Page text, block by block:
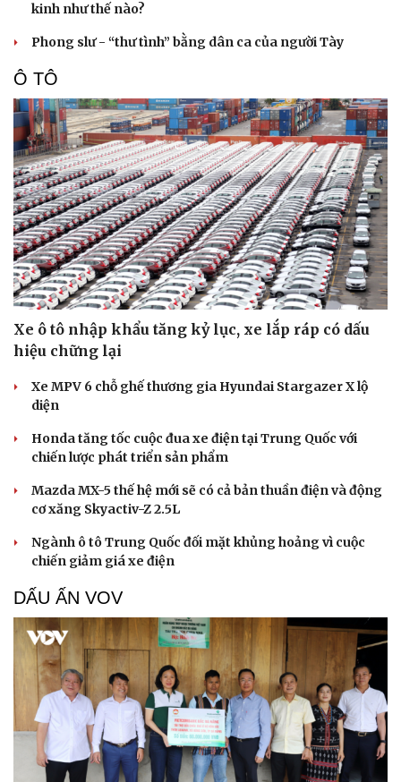
kinh như thế nào?
Phong slư - “thư tình” bằng dân ca của người Tày
Ô TÔ
Xe ô tô nhập khẩu tăng kỷ lục, xe lắp ráp có dấu
hiệu chững lại
Xe MPV 6 chỗ ghế thương gia Hyundai Stargazer X lộ
diện
Honda tăng tốc cuộc đua xe điện tại Trung Quốc với
chiến lược phát triển sản phẩm
Mazda MX-5 thế hệ mới sẽ có cả bản thuần điện và động
cơ xăng Skyactiv-Z 2.5L
Ngành ô tô Trung Quốc đối mặt khủng hoảng vì cuộc
chiến giảm giá xe điện
DẤU ẤN VOV